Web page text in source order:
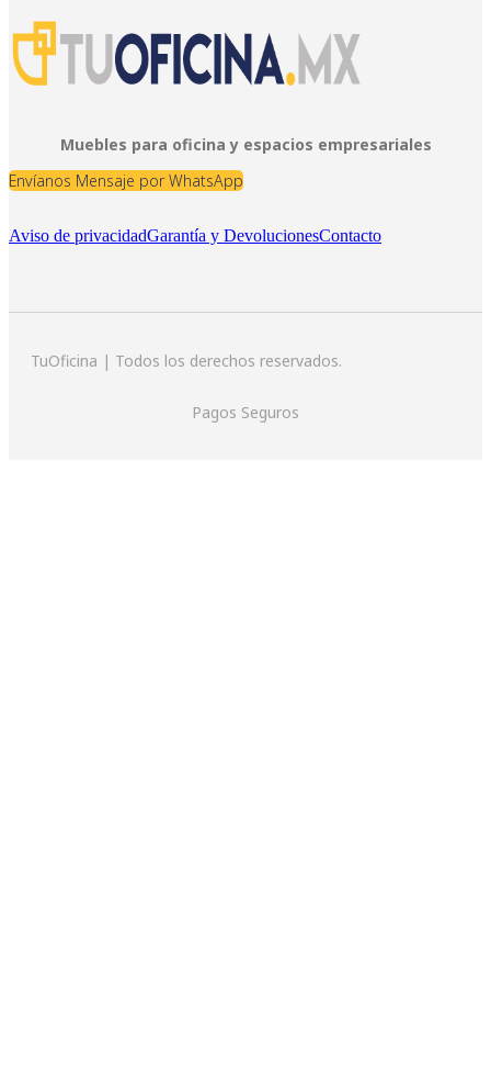
Muebles para oficina y espacios empresariales
Envíanos Mensaje por WhatsApp
Aviso de privacidadGarantía y DevolucionesContacto
TuOficina | Todos los derechos reservados.
Pagos Seguros